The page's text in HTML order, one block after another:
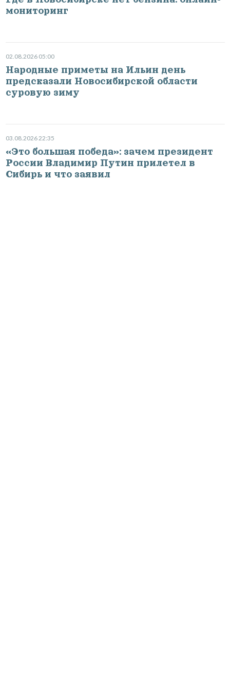
мониторинг
02.08.2026 05:00
Народные приметы на Ильин день
предсказали Новосибирской области
суровую зиму
03.08.2026 22:35
«Это большая победа»: зачем президент
России Владимир Путин прилетел в
Сибирь и что заявил